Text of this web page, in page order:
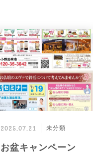
2025.07.21 未分類
お盆キャンペーン